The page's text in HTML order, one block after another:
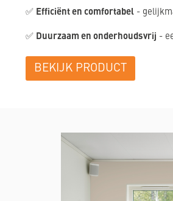
✅ Efficiënt en comfortabel -
✅ Duurzaam en onderhoudsvrij -
BEKIJK PRODUCT